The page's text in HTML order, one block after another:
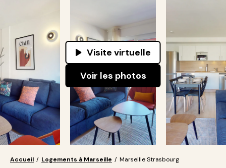
Visite virtuelle
Voir les photos
Accueil / Logements à Marseille / Marseille Strasbourg